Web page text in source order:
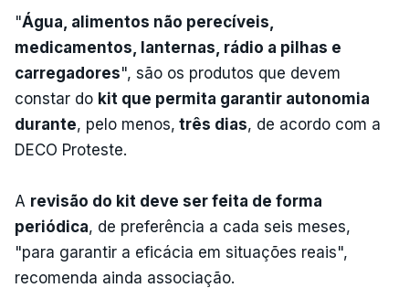
"Água, alimentos não perecíveis,
medicamentos, lanternas, rádio a pilhas e
carregadores", são os produtos que devem
constar do kit que permita garantir autonomia
durante, pelo menos, três dias, de acordo com a
DECO Proteste.
A revisão do kit deve ser feita de forma
periódica, de preferência a cada seis meses,
"para garantir a eficácia em situações reais",
recomenda ainda associação.